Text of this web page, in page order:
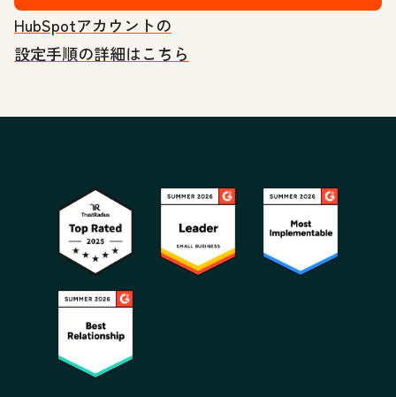
HubSpotアカウントの
設定手順の詳細はこちら